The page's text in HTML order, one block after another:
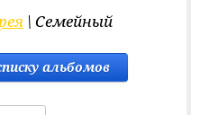
\ Семейный
альбомов